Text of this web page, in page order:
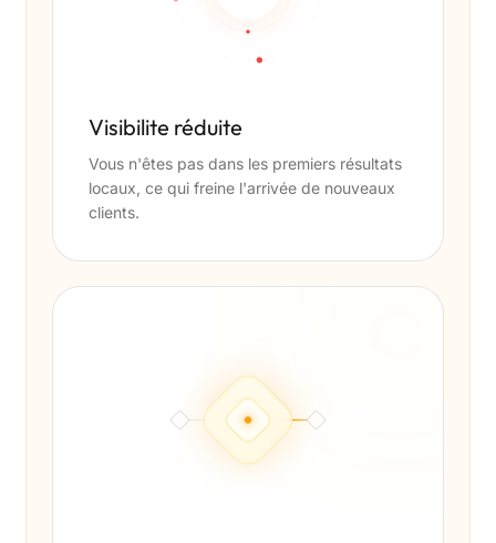
Visibilite réduite
Vous n'êtes pas dans les premiers résultats
locaux, ce qui freine l'arrivée de nouveaux
clients.